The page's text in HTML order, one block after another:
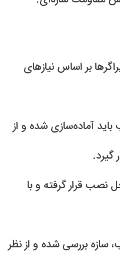
بر اساس نیازهای
آماده‌سازی شده و از
گیرد.
نصب قرار گرفته و با
سازه بررسی شده و از نظر